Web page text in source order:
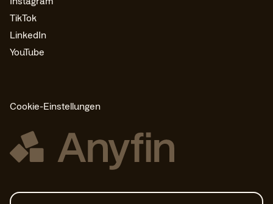
TikTok
LinkedIn
YouTube
Cookie-Einstellungen
Land auswählen